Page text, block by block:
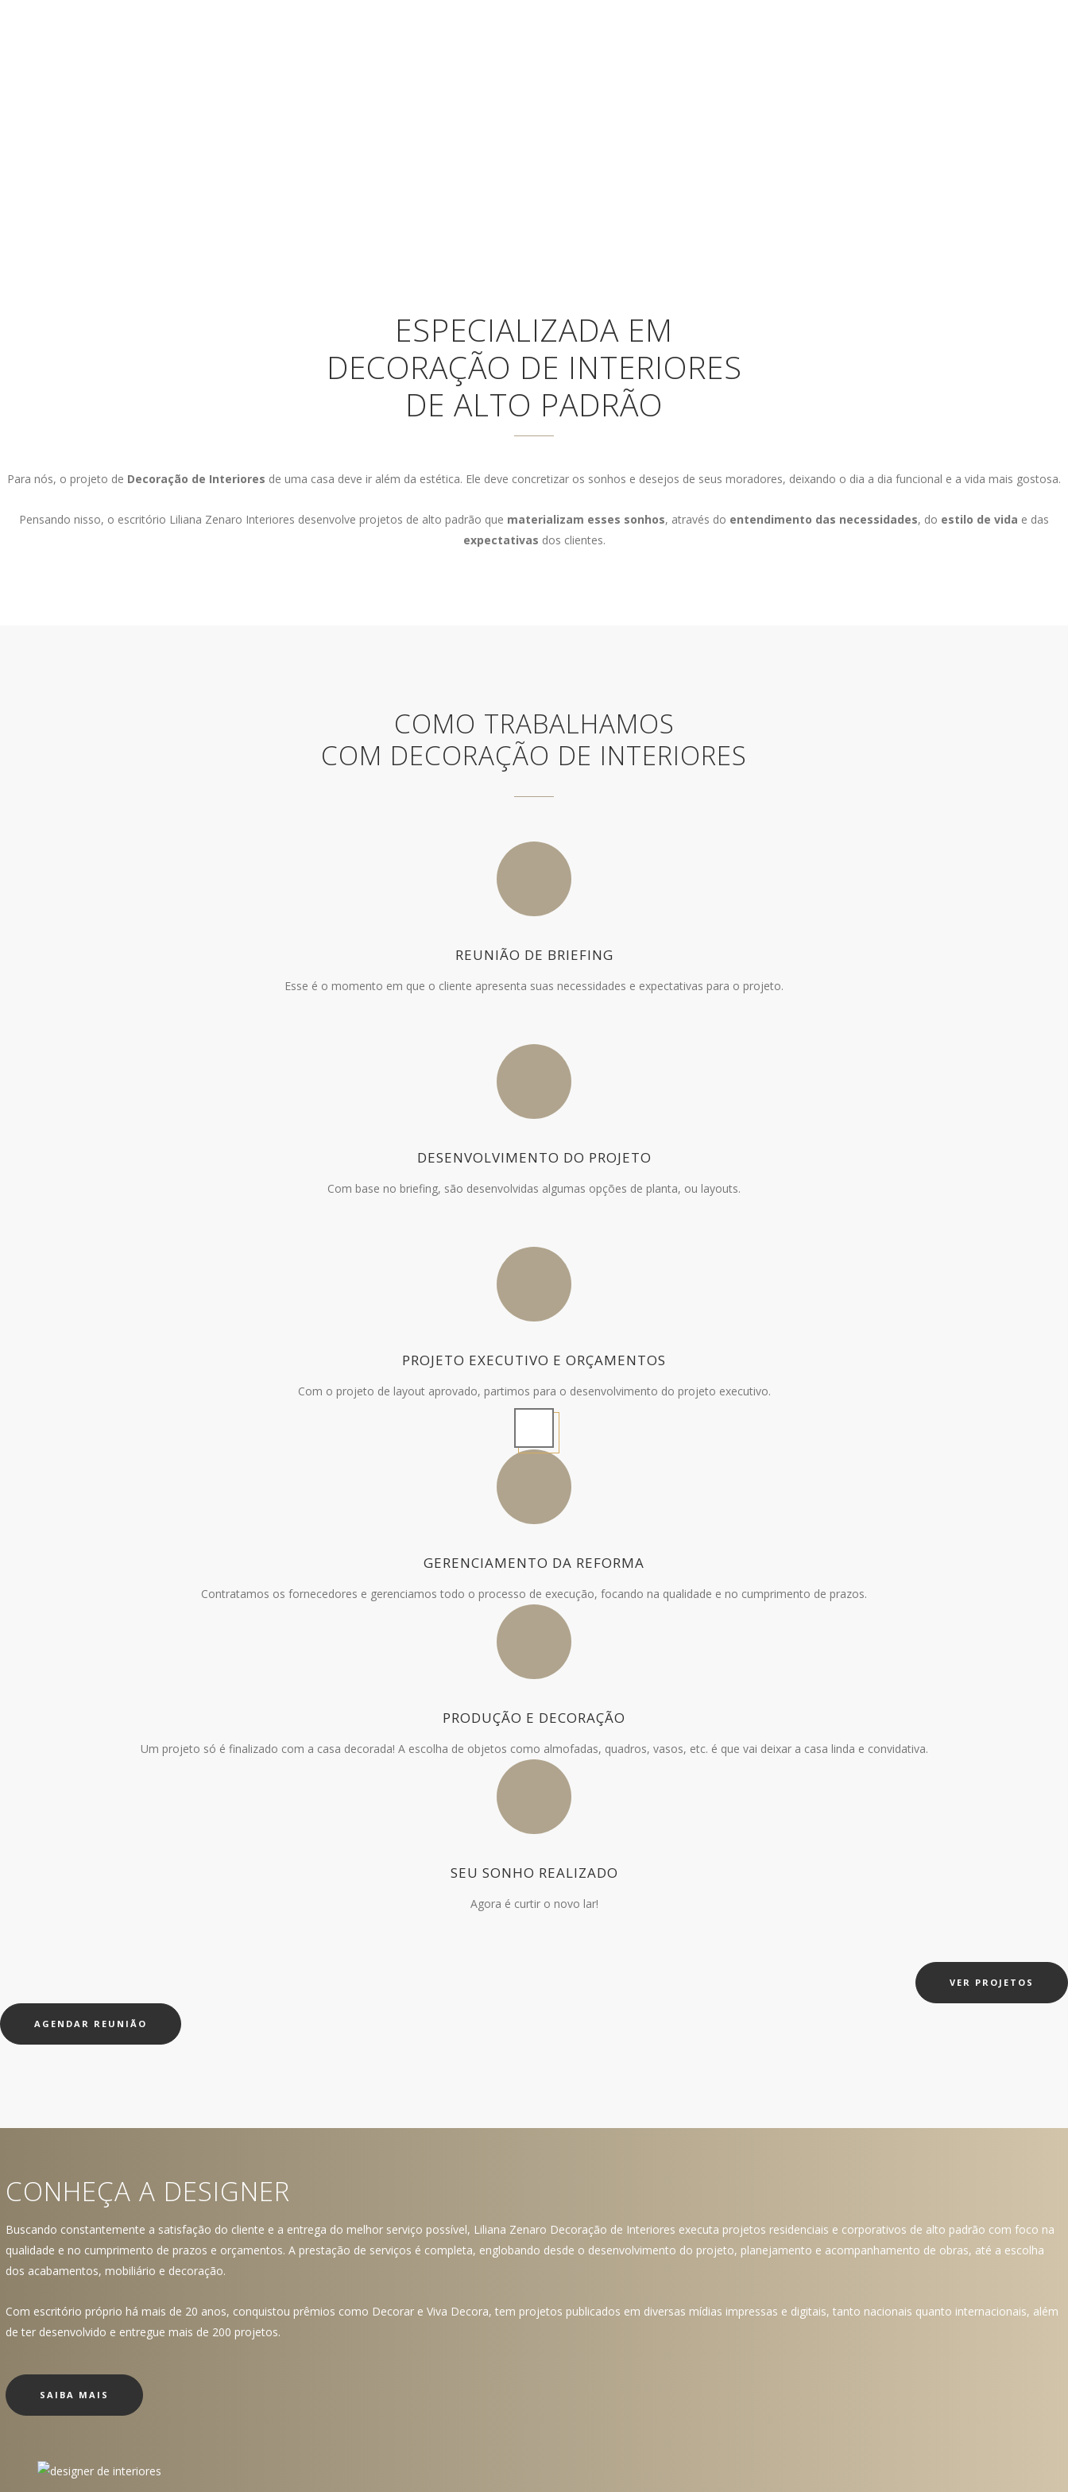
ESPECIALIZADA EM
DECORAÇÃO DE INTERIORES
DE ALTO PADRÃO
Para nós, o projeto de Decoração de Interiores de uma casa deve ir além da estética. Ele deve concretizar os sonhos e desejos de seus moradores, deixando o dia a dia funcional e a vida mais gostosa.
Pensando nisso, o escritório Liliana Zenaro Interiores desenvolve projetos de alto padrão que materializam esses sonhos, através do entendimento das necessidades, do estilo de vida e das
expectativas dos clientes.
COMO TRABALHAMOS
COM DECORAÇÃO DE INTERIORES
REUNIÃO DE BRIEFING
Esse é o momento em que o cliente apresenta suas necessidades e expectativas para o projeto.
DESENVOLVIMENTO DO PROJETO
Com base no briefing, são desenvolvidas algumas opções de planta, ou layouts.
PROJETO EXECUTIVO E ORÇAMENTOS
Com o projeto de layout aprovado, partimos para o desenvolvimento do projeto executivo.
GERENCIAMENTO DA REFORMA
Contratamos os fornecedores e gerenciamos todo o processo de execução, focando na qualidade e no cumprimento de prazos.
PRODUÇÃO E DECORAÇÃO
Um projeto só é finalizado com a casa decorada! A escolha de objetos como almofadas, quadros, vasos, etc. é que vai deixar a casa linda e convidativa.
SEU SONHO REALIZADO
Agora é curtir o novo lar!
VER PROJETOS
AGENDAR REUNIÃO
CONHEÇA A DESIGNER
Buscando constantemente a satisfação do cliente e a entrega do melhor serviço possível, Liliana Zenaro Decoração de Interiores executa projetos residenciais e corporativos de alto padrão com foco na
qualidade e no cumprimento de prazos e orçamentos. A prestação de serviços é completa, englobando desde o desenvolvimento do projeto, planejamento e acompanhamento de obras, até a escolha
dos acabamentos, mobiliário e decoração.
Com escritório próprio há mais de 20 anos, conquistou prêmios como Decorar e Viva Decora, tem projetos publicados em diversas mídias impressas e digitais, tanto nacionais quanto internacionais, além
de ter desenvolvido e entregue mais de 200 projetos.
SAIBA MAIS